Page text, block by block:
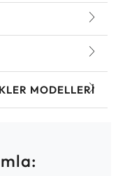
MODELLERI